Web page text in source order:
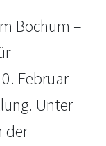
Bochum –
Februar
Unter
der